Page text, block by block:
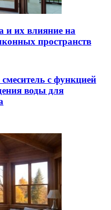
и их влияние на
пространств
с функцией
воды для